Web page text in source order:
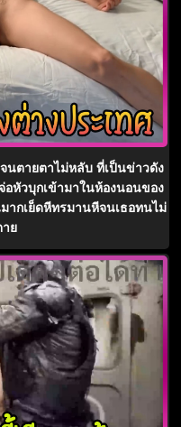
ตายตาไม่หลับ ที่เป็นข่าวดัง
หัวบุกเข้ามาในห้องนอนของ
ากเย็ดหีทรมานหีจนเธอทนไม่
ย